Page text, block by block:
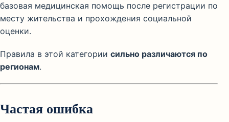
базовая медицинская помощь после регистрации по
месту жительства и прохождения социальной
оценки.
Правила в этой категории сильно различаются по
регионам.
Частая ошибка